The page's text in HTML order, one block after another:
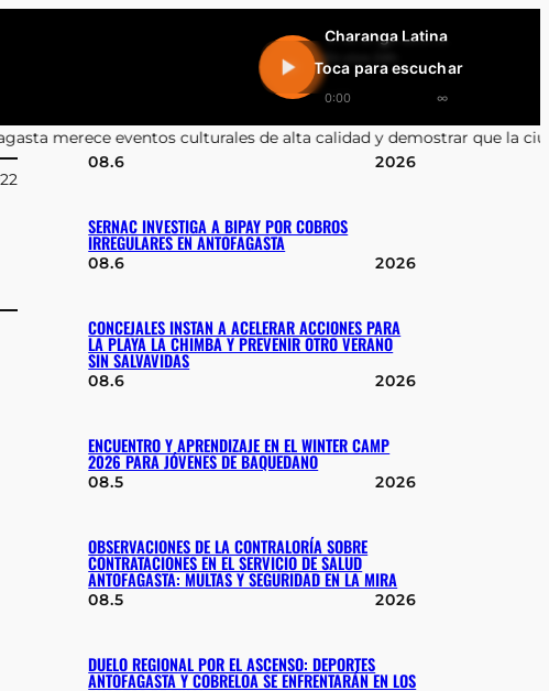
Charanga Latina
En vivo 24h
0:00 ∞
Toca para escuchar
alta calidad y demostrar que la ciudad está viva»•Joaquín Villarino:
08.6 2026
SERNAC INVESTIGA A BIPAY POR COBROS
IRREGULARES EN ANTOFAGASTA
08.6 2026
CONCEJALES INSTAN A ACELERAR ACCIONES PARA
LA PLAYA LA CHIMBA Y PREVENIR OTRO VERANO
SIN SALVAVIDAS
08.6 2026
ENCUENTRO Y APRENDIZAJE EN EL WINTER CAMP
2026 PARA JÓVENES DE BAQUEDANO
08.5 2026
OBSERVACIONES DE LA CONTRALORÍA SOBRE
CONTRATACIONES EN EL SERVICIO DE SALUD
ANTOFAGASTA: MULTAS Y SEGURIDAD EN LA MIRA
08.5 2026
DUELO REGIONAL POR EL ASCENSO: DEPORTES
ANTOFAGASTA Y COBRELOA SE ENFRENTARÁN EN LOS